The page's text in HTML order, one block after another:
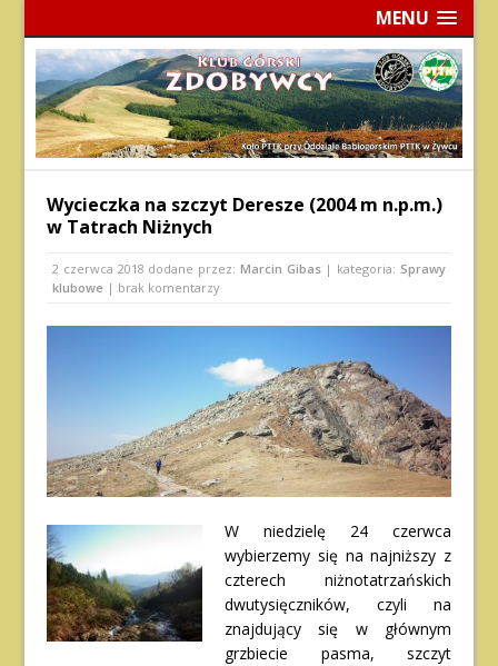
MENU
Wycieczka na szczyt Deresze (2004 m n.p.m.)
w Tatrach Niżnych
2 czerwca 2018 dodane przez: Marcin Gibas | kategoria: Sprawy
klubowe | brak komentarzy
W niedzielę 24 czerwca
wybierzemy się na najniższy z
czterech niżnotatrzańskich
dwutysięczników, czyli na
znajdujący się w głównym
grzbiecie pasma, szczyt